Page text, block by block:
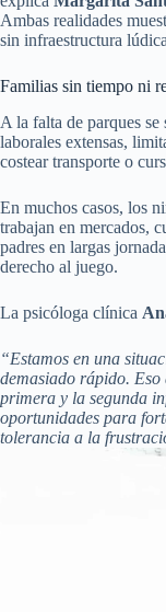
Ambas realidades
sin infraestructura
Familias sin tiempo ni
A la falta de parques
laborales extensas,
costear transporte o
En muchos casos, los
trabajan en mercados,
padres en largas
derecho al juego.
La psicóloga clínica
“Estamos en una
demasiado rápido. Eso
primera y la segunda
oportunidades para
tolerancia a la